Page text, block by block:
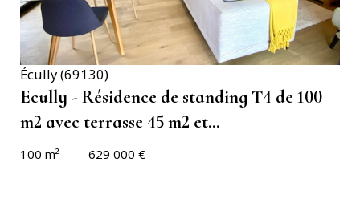
Écully (69130)
Ecully - Résidence de standing T4 de 100
m2 avec terrasse 45 m2 et...
100 m² - 629 000 €